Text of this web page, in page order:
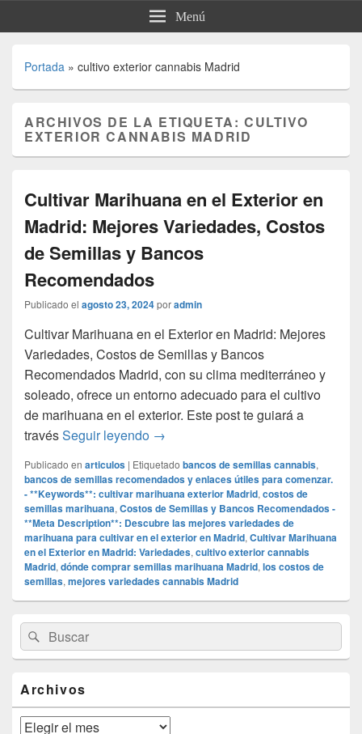
Menú
Portada » cultivo exterior cannabis Madrid
ARCHIVOS DE LA ETIQUETA:CULTIVO
EXTERIOR CANNABIS MADRID
Cultivar Marihuana en el Exterior en
Madrid: Mejores Variedades, Costos
de Semillas y Bancos
Recomendados
Publicado el agosto 23, 2024poradmin
Cultivar Marihuana en el Exterior en Madrid: Mejores
Variedades, Costos de Semillas y Bancos
Recomendados Madrid, con su clima mediterráneo y
soleado, ofrece un entorno adecuado para el cultivo
de marihuana en el exterior. Este post te guiará a
travésSeguir leyendo Cultivar Marihuana en el Exterior
→
Publicado en articulos | Etiquetado bancos de semillas cannabis,
bancos de semillas recomendados y enlaces útiles para comenzar.
- **Keywords**: cultivar marihuana exterior Madrid, costos de
semillas marihuana, Costos de Semillas y Bancos Recomendados -
**Meta Description**: Descubre las mejores variedades de
marihuana para cultivar en el exterior en Madrid, Cultivar Marihuana
en el Exterior en Madrid: Variedades, cultivo exterior cannabis
Madrid, dónde comprar semillas marihuana Madrid, los costos de
semillas, mejores variedades cannabis Madrid
área
de
widget
lateral
primaria
Buscar
por:
Buscar
Archivos
Archivos